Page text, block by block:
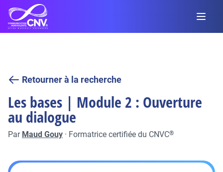
Retourner à la recherche
Les bases | Module 2 : Ouverture
au dialogue
Par Maud Gouy · Formatrice certifiée du CNVC®